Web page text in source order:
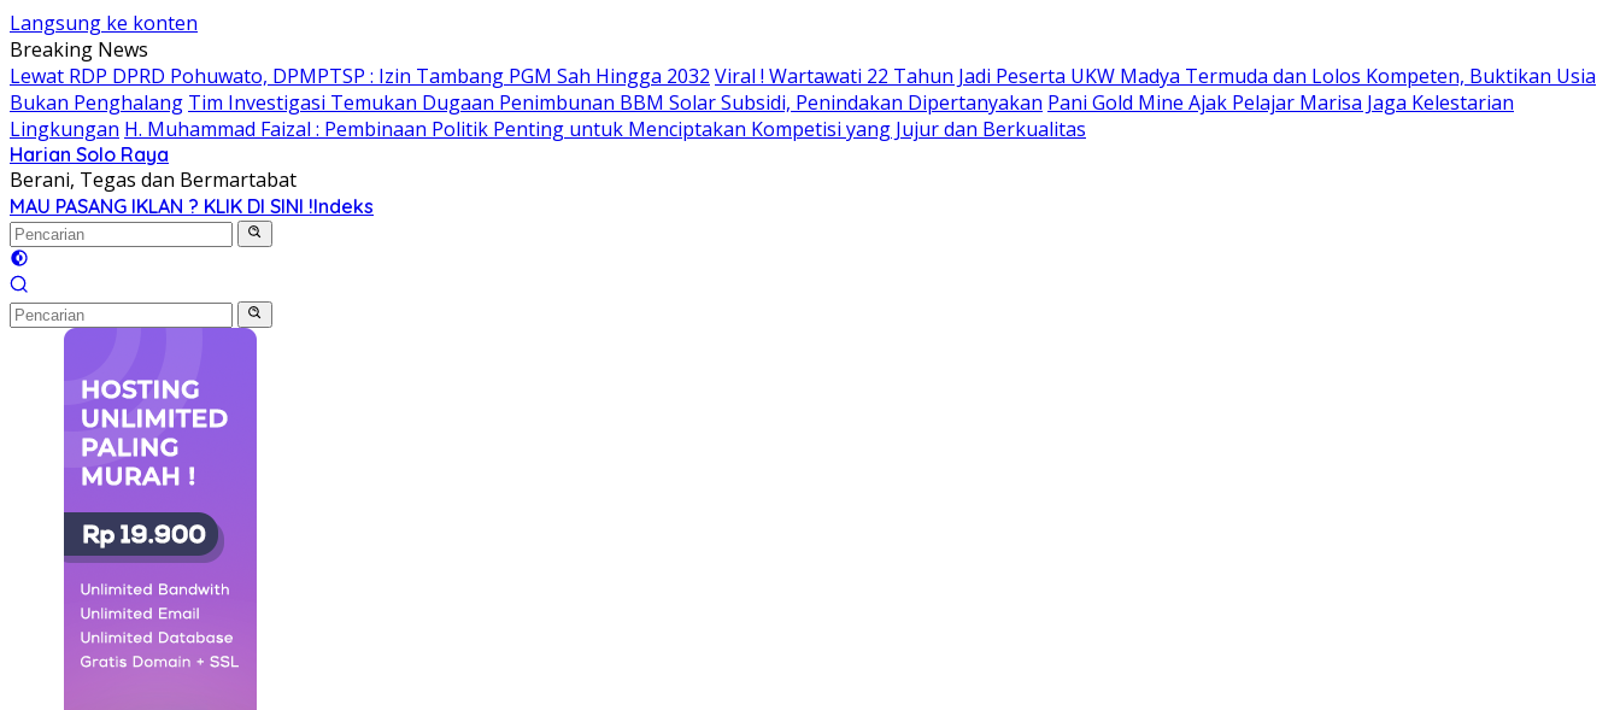
Langsung ke konten
Breaking News
Lewat RDP DPRD Pohuwato, DPMPTSP : Izin Tambang PGM Sah Hingga 2032 Viral ! Wartawati 22 Tahun Jadi Peserta UKW Madya Termuda dan Lolos Kompeten, Buktikan Usia
Bukan Penghalang Tim Investigasi Temukan Dugaan Penimbunan BBM Solar Subsidi, Penindakan Dipertanyakan Pani Gold Mine Ajak Pelajar Marisa Jaga Kelestarian
Lingkungan H. Muhammad Faizal : Pembinaan Politik Penting untuk Menciptakan Kompetisi yang Jujur dan Berkualitas
Harian Solo Raya
Berani, Tegas dan Bermartabat
MAU PASANG IKLAN ? KLIK DI SINI !Indeks